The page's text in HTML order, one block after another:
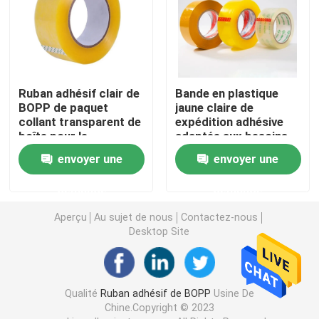
Petit pain de film de bout droit
Ruban adhésif de Polyimide
Ruban adhésif de mousse
Bande de MOPP
Petit pain de film protecteur
Petit pain enorme de papier d'emballage
Ruban adhésif clair de
BOPP de paquet
collant transparent de
boîte pour le
cachetage de carton
envoyer une
Bande en plastique
jaune claire de
expédition adhésive
adaptée aux besoins
du client d'emballage
de Bopp de bande
d'emballage
envoyer une
Aperçu Au sujet de nous
Contactez-nous
Desktop Site
Qualité Ruban adhésif de BOPP Usine De
Chine.Copyright © 2023